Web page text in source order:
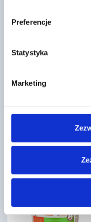
Preferencje
Statystyka
Marketing
Pakiet startowy SCHIEDEL STABIL
3105,50 zł/ szt
Pakiet startowy to część
kominowego Schiedel Stabil.
system składa się z
ceramicznych rur,…